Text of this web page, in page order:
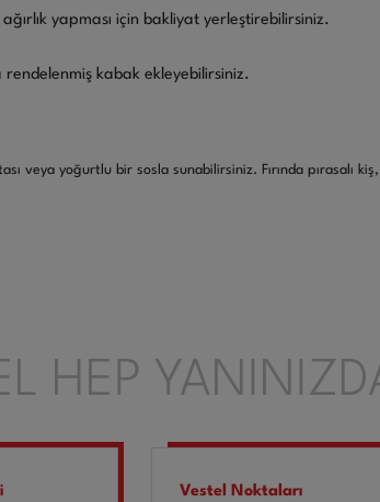
yapması için bakliyat yerleştirebilirsiniz.
kabak ekleyebilirsiniz.
veya yoğurtlu bir sosla sunabilirsiniz. Fırında
HEP
Vestel Noktaları